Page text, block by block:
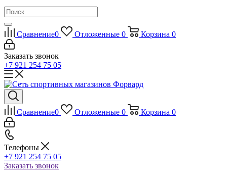
Сравнение0 Отложенные 0 Корзина 0
Заказать звонок
+7 921 254 75 05
Сравнение0 Отложенные 0 Корзина 0
Телефоны
+7 921 254 75 05
Заказать звонок